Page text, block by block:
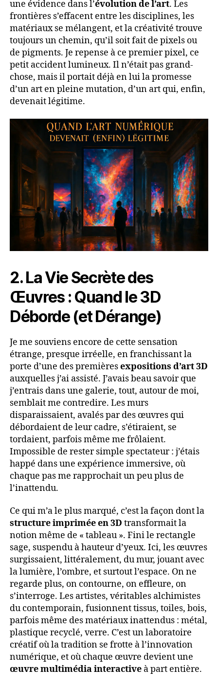
une évidence dans l’évolution de l’art. Les
frontières s’effacent entre les disciplines, les
matériaux se mélangent, et la créativité trouve
toujours un chemin, qu’il soit fait de pixels ou
de pigments. Je repense à ce premier pixel, ce
petit accident lumineux. Il n’était pas grand-
chose, mais il portait déjà en lui la promesse
d’un art en pleine mutation, d’un art qui, enfin,
devenait légitime.
2. La Vie Secrète des
Œuvres : Quand le 3D
Déborde (et Dérange)
Je me souviens encore de cette sensation
étrange, presque irréelle, en franchissant la
porte d’une des premièresexpositions d’art 3D
auxquelles j’ai assisté. J’avais beau savoir que
j’entrais dans une galerie, tout, autour de moi,
semblait me contredire. Les murs
disparaissaient, avalés par des œuvres qui
débordaient de leur cadre, s’étiraient, se
tordaient, parfois même me frôlaient.
Impossible de rester simple spectateur : j’étais
happé dans une expérience immersive, où
chaque pas me rapprochait un peu plus de
l’inattendu.
Ce qui m’a le plus marqué, c’est la façon dont la
structure imprimée en 3D transformait la
notion même de « tableau ». Fini le rectangle
sage, suspendu à hauteur d’yeux. Ici, les œuvres
surgissaient, littéralement, du mur, jouant avec
la lumière, l’ombre, et surtout l’espace. On ne
regarde plus, on contourne, on effleure, on
s’interroge. Les artistes, véritables alchimistes
du contemporain, fusionnent tissus, toiles, bois,
parfois même des matériaux inattendus : métal,
plastique recyclé, verre. C’est un laboratoire
créatif où la tradition se frotte à l’innovation
numérique, et où chaque œuvre devient une
œuvre multimédia interactive à part entière.